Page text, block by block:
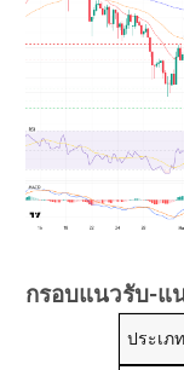
กรอบแนวรับ-แ
ประเภท